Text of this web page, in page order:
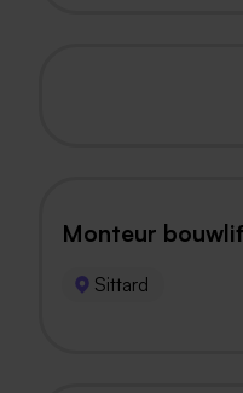
Monteur
Sittard